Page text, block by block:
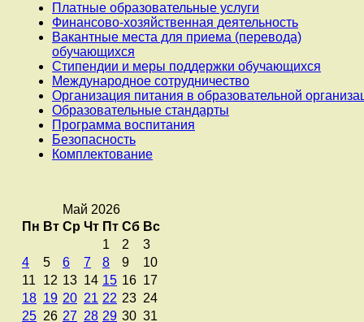
Платные образовательные услуги
Финансово-хозяйственная деятельность
Вакантные места для приема (перевода)
обучающихся
Стипендии и меры поддержки обучающихся
Международное сотрудничество
Организация питания в образовательной
Образовательные стандарты
Программа воспитания
Безопасность
Комплектование
Май 2026
Пн Вт Ср Чт Пт Сб Вс
1
2
3
4
5 6 7 8 9
10
11
12 13 14 15 16 17
18 19 20 21 22 23 24
25 26 27 28 29 30 31